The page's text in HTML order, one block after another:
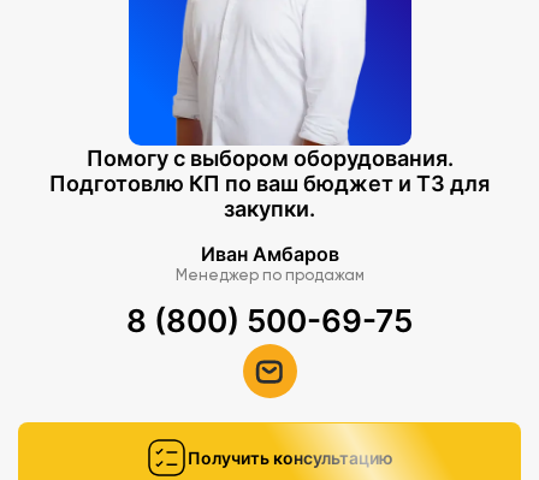
Помогу с выбором оборудования.
Подготовлю КП по ваш бюджет и ТЗ для
закупки.
Иван Амбаров
Менеджер по продажам
8 (800) 500-69-75
Получить консультацию